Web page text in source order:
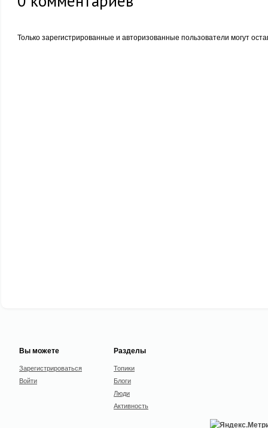
Только зарегистрированные и авторизованные пользователи могут
Вы можете
Зарегистрироваться
Войти
Разделы
Топики
Блоги
Люди
Активность